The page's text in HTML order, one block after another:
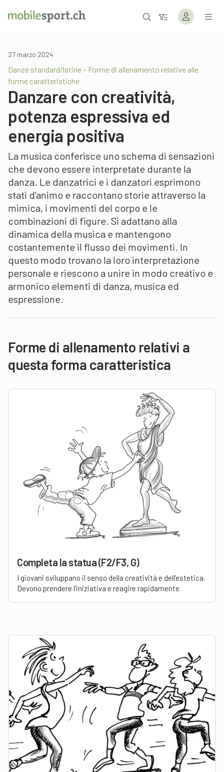
27 marzo 2024
Danze standard/latine – Forme di allenamento relative alle
forme caratteristiche
Danzare con creatività,
potenza espressiva ed
energia positiva
La musica conferisce uno schema di sensazioni
che devono essere interpretate durante la
danza. Le danzatrici e i danzatori esprimono
stati d’animo e raccontano storie attraverso la
mimica, i movimenti del corpo e le
combinazioni di figure. Si adattano alla
dinamica della musica e mantengono
costantemente il flusso dei movimenti. In
questo modo trovano la loro interpretazione
personale e riescono a unire in modo creativo e
armonico elementi di danza, musica ed
espressione.
Forme di allenamento relativi a
questa forma caratteristica
Completa la statua (F2/F3, G)
I giovani sviluppano il senso della creatività e dell’estetica.
Devono prendere l’iniziativa e reagire rapidamente.